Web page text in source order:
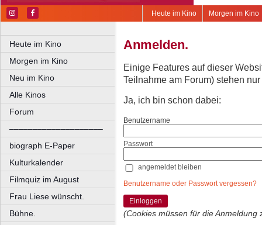
Morgen im Kino
Heute im Kino
Heute im Kino
Morgen im Kino
Neu im Kino
Alle Kinos
Forum
––––––––––––––––––––
biograph E-Paper
Kulturkalender
Filmquiz im August
Frau Liese wünscht.
Bühne.
Anmelden.
Einige Features auf dieser
Teilnahme am Forum) stehen
Ja, ich bin schon dabei:
Benutzername
Passwort
angemeldet bleiben
Benutzername oder Passwort vergessen?
Einloggen
(Cookies müssen für die Anmeldung